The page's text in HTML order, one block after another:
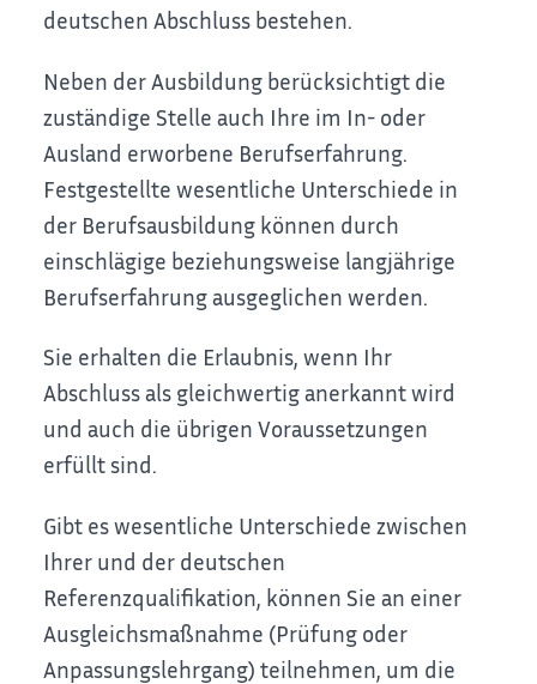
deutschen Abschluss bestehen.
Neben der Ausbildung berücksichtigt die
zuständige Stelle auch Ihre im In- oder
Ausland erworbene Berufserfahrung.
Festgestellte wesentliche Unterschiede in
der Berufsausbildung können durch
einschlägige beziehungsweise langjährige
Berufserfahrung ausgeglichen werden.
Sie erhalten die Erlaubnis, wenn Ihr
Abschluss als gleichwertig anerkannt wird
und auch die übrigen Voraussetzungen
erfüllt sind.
Gibt es wesentliche Unterschiede zwischen
Ihrer und der deutschen
Referenzqualifikation, können Sie an einer
Ausgleichsmaßnahme (Prüfung oder
Anpassungslehrgang) teilnehmen, um die